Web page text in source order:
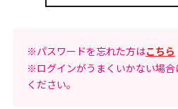
※パスワードを忘れた方はこちら
※ログインがうまくいかない場合
ください。